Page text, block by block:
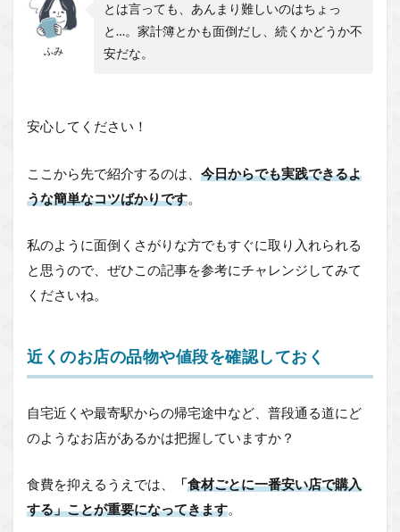
ふみ
とは言っても、あんまり難しいのはちょっ
と…。家計簿とかも面倒だし、続くかどうか不
安だな。
安心してください！
ここから先で紹介するのは、 今日からでも実践できるよ
うな簡単なコツばかりです
私のように面倒くさがりな方でもすぐに取り入れられる
と思うので、ぜひこの記事を参考にチャレンジしてみて
くださいね。
近くのお店の品物や値段を確認しておく
自宅近くや最寄駅からの帰宅途中など、普段通る道にど
のようなお店があるかは把握していますか？
食費を抑えるうえでは、 「食材ごとに一番安い店で購入
する」ことが重要になってきます。